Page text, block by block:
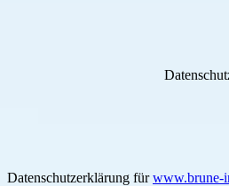
Datenschutzerklärung fürwww.brune-